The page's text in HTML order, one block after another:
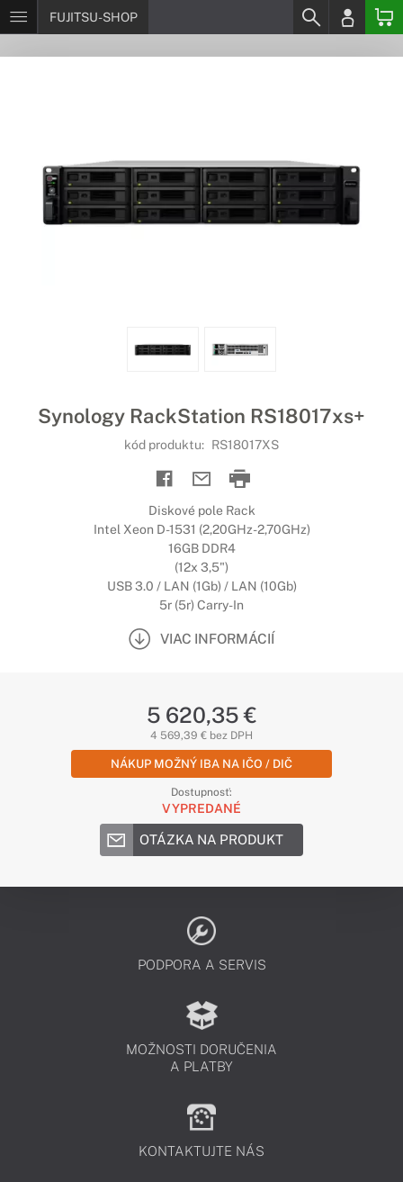
FUJITSU-SHOP
Synology RackStation RS18017xs+
kód produktu: RS18017XS
Diskové pole Rack
Intel Xeon D-1531 (2,20GHz-2,70GHz)
16GB DDR4
(12x 3,5")
USB 3.0 / LAN (1Gb) / LAN (10Gb)
5r (5r) Carry-In
VIAC INFORMÁCIÍ
5 620,35 €
4 569,39 € bez DPH
NÁKUP MOŽNÝ IBA NA IČO / DIČ
Dostupnosť:
VYPREDANÉ
OTÁZKA NA PRODUKT
PODPORA A SERVIS
MOŽNOSTI DORUČENIA
A PLATBY
KONTAKTUJTE NÁS